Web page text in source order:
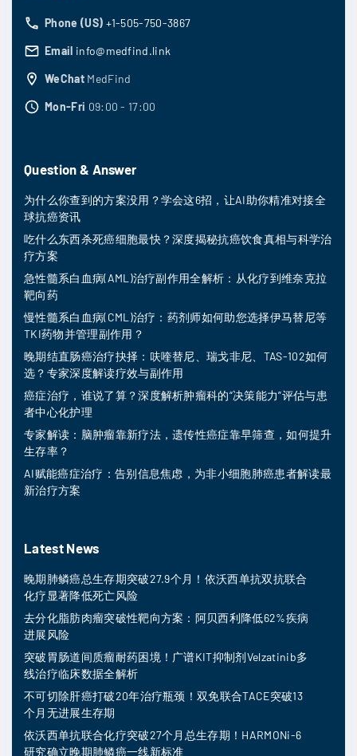
Phone (US) +1-505-750-3867
Email info@medfind.link
WeChat MedFind
Mon-Fri 09:00 - 17:00
Question & Answer
为什么你查到的方案没用？学会这6招，让AI助你精准对接全
球抗癌资讯
吃什么东西杀死癌细胞最快？深度揭秘抗癌饮食真相与科学治
疗方案
急性髓系白血病(AML)治疗副作用全解析：从化疗到维奈克拉
靶向药
慢性髓系白血病(CML)治疗：药剂师如何助您选择伊马替尼等
TKI药物并管理副作用？
晚期结直肠癌治疗抉择：呋喹替尼、瑞戈非尼、TAS-102如何
选？专家深度解读疗效与副作用
癌症治疗，谁说了算？深度解析肿瘤科的“决策能力”评估与患
者中心化护理
专家解读：脑肿瘤靠新疗法，遗传性癌症靠早筛查，如何提升
生存率？
AI赋能癌症治疗：告别信息焦虑，为非小细胞肺癌患者解读最
新治疗方案
Latest News
晚期肺鳞癌总生存期突破27.9个月！依沃西单抗双抗联合
化疗显著降低死亡风险
去分化脂肪肉瘤突破性靶向方案：阿贝西利降低62%疾病
进展风险
突破胃肠道间质瘤耐药困境！广谱KIT抑制剂Velzatinib多
线治疗临床数据全解析
不可切除肝癌打破20年治疗瓶颈！双免联合TACE突破13
个月无进展生存期
依沃西单抗联合化疗突破27个月总生存期！HARMONi-6
研究确立晚期肺鳞癌一线新标准